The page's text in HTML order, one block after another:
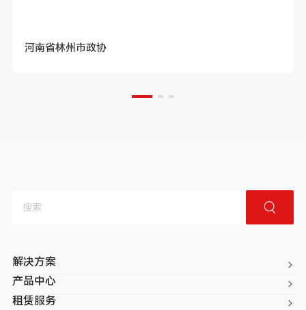
河南省林州市政协
解决方案
产品中心
租赁服务